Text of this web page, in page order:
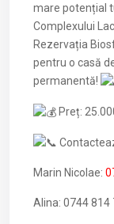
mare potențial
Complexului
Rezervația
pentru o casă
permanentă!
Preț:
Marin Nicolae:
Alina: 0744 814